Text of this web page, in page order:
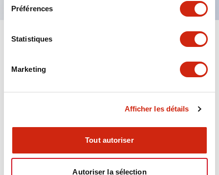
Préférences
Statistiques
Marketing
Afficher les détails
Tout autoriser
Autoriser la sélection